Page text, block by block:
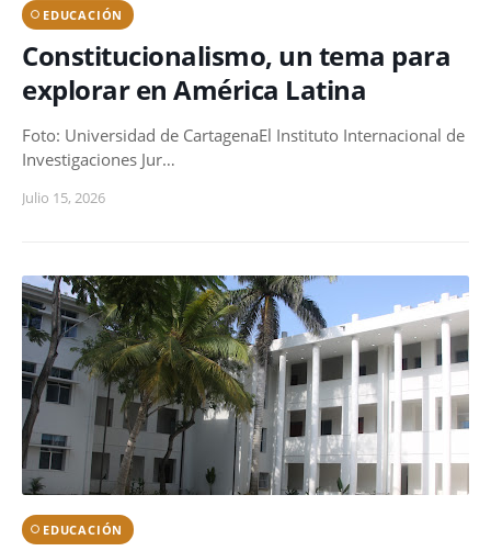
EDUCACIÓN
Constitucionalismo, un tema para
explorar en América Latina
Foto: Universidad de CartagenaEl Instituto Internacional de
Investigaciones Jur…
Julio 15, 2026
EDUCACIÓN